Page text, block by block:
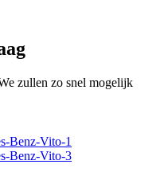
zullen zo snel mogelijk